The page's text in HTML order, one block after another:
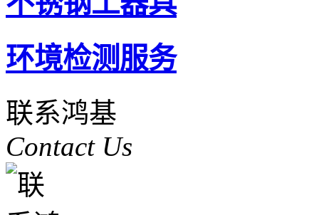
环境检测服务
联系鸿基
Contact Us